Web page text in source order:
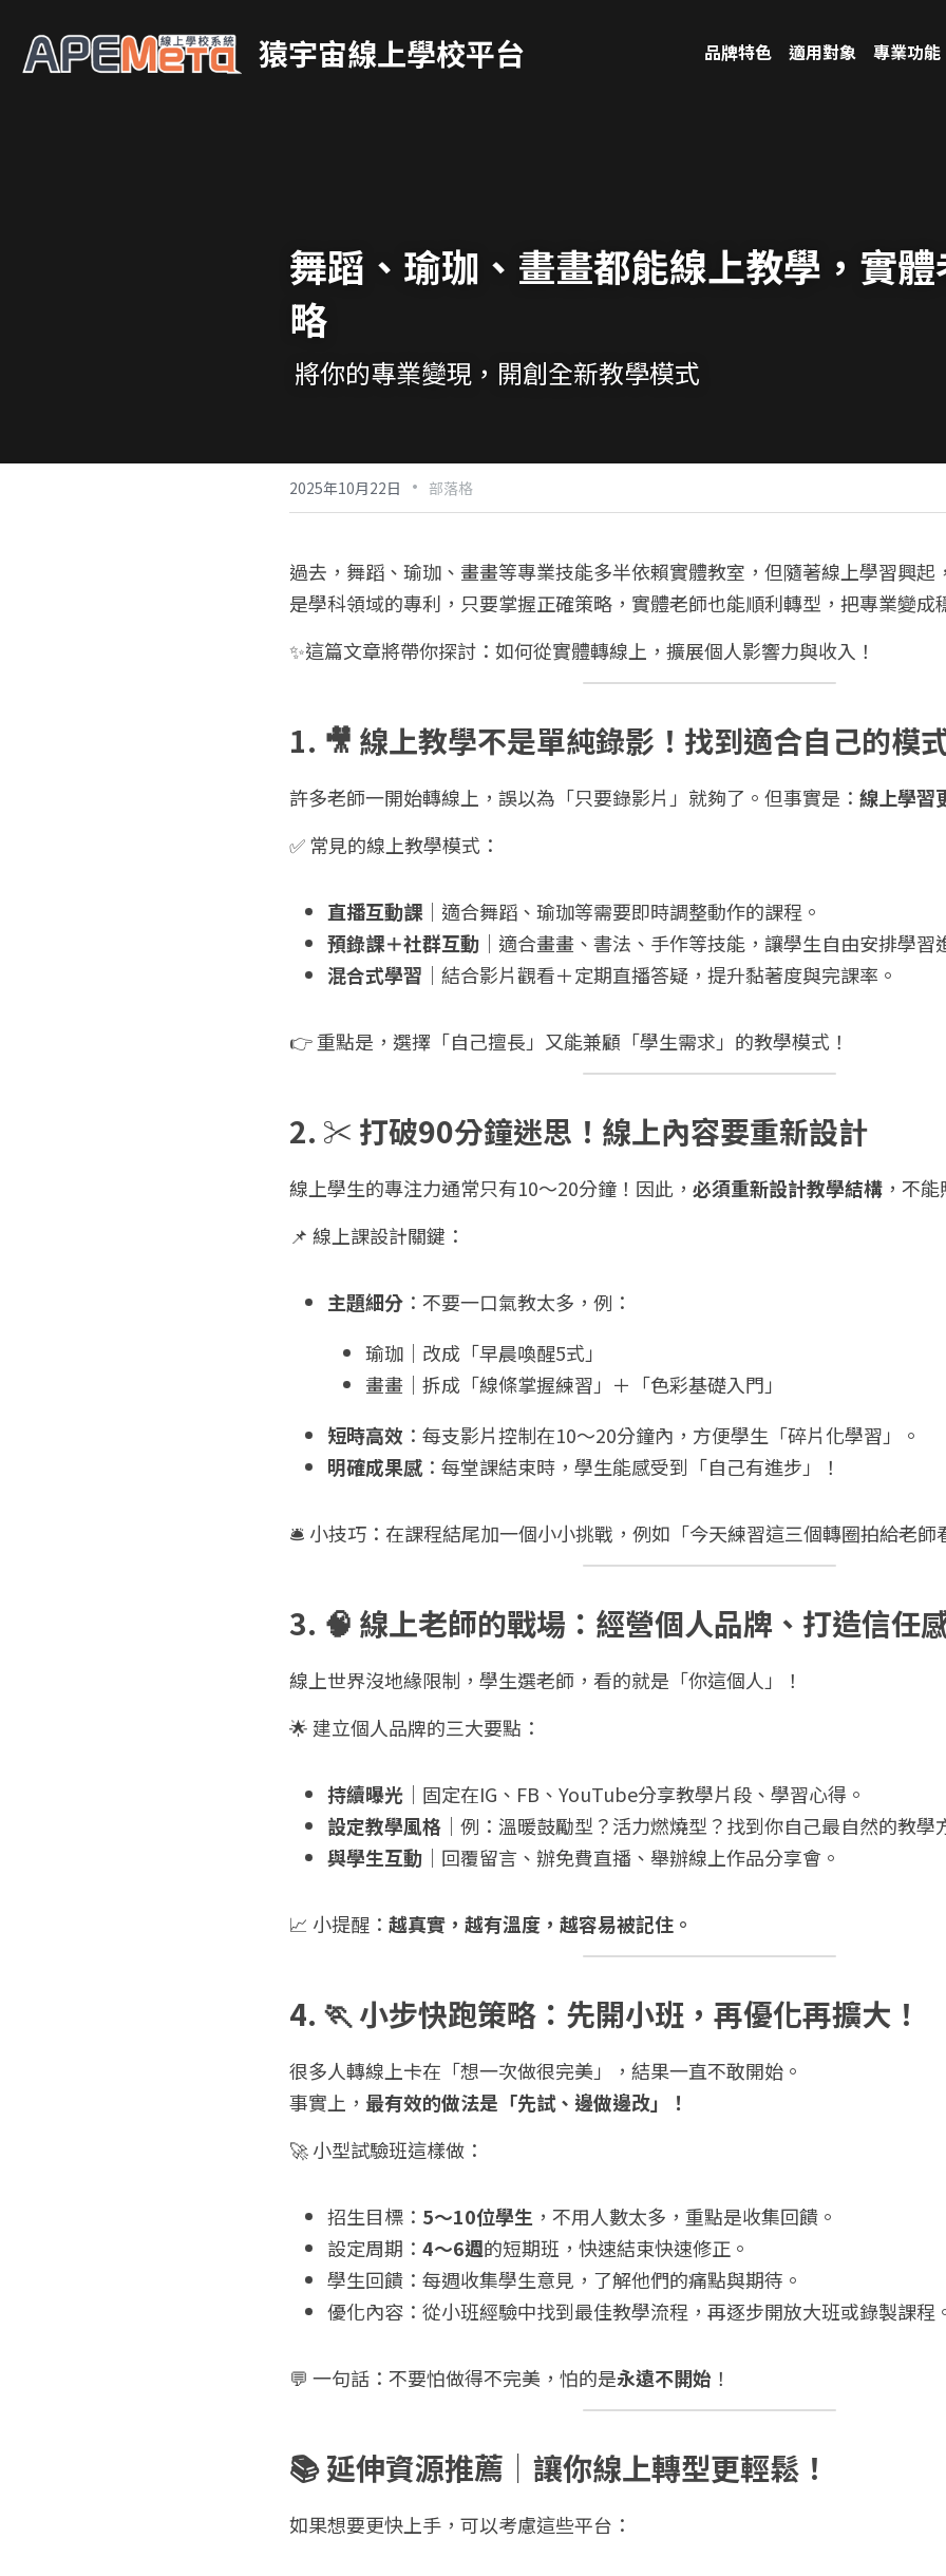
猿宇宙線上學校平台 品牌特色 適用對象 專業功能
舞蹈、瑜珈、畫畫都能線上教學，實
略
將你的專業變現，開創全新教學模式
2025年10月22日 · 部落格
過去，舞蹈、瑜珈、畫畫等專業技能多半依賴實體教室，但隨著線上學習興起
是學科領域的專利，只要掌握正確策略，實體老師也能順利轉型，把專業變成
✨這篇文章將帶你探討：如何從實體轉線上，擴展個人影響力與收入！
1. 🎥 線上教學不是單純錄影！找到適合自己的模
許多老師一開始轉線上，誤以為「只要錄影片」就夠了。但事實是： 線上學習
✅ 常見的線上教學模式：
直播互動課 ｜適合舞蹈、瑜珈等需要即時調整動作的課程。
預錄課＋社群互動 ｜適合畫畫、書法、手作等技能，讓學生自由安排學習
混合式學習 ｜結合影片觀看＋定期直播答疑，提升黏著度與完課率。
👉 重點是，選擇「自己擅長」又能兼顧「學生需求」的教學模式！
2. ✂️ 打破90分鐘迷思！線上內容要重新設計
線上學生的專注力通常只有10～20分鐘！因此， 必須重新設計教學結構 ，不
📌 線上課設計關鍵：
主題細分 ：不要一口氣教太多，例：
瑜珈｜改成「早晨喚醒5式」
畫畫｜拆成「線條掌握練習」＋「色彩基礎入門」
短時高效 ：每支影片控制在10～20分鐘內，方便學生「碎片化學習」。
明確成果感：每堂課結束時，學生能感受到「自己有進步」！
🛎 小技巧：在課程結尾加一個小小挑戰，例如「今天練習這三個轉圈拍給老師
3. 🧠 線上老師的戰場：經營個人品牌、打造信任
線上世界沒地緣限制，學生選老師，看的就是「你這個人」！
🌟 建立個人品牌的三大要點：
持續曝光 ｜固定在IG、FB、YouTube分享教學片段、學習心得。
設定教學風格 ｜例：溫暖鼓勵型？活力燃燒型？找到你自己最自然的教學
與學生互動 ｜回覆留言、辦免費直播、舉辦線上作品分享會。
📈 小提醒： 越真實，越有溫度，越容易被記住。
4. 🏃 小步快跑策略：先開小班，再優化再擴大！
很多人轉線上卡在「想一次做很完美」，結果一直不敢開始。
事實上， 最有效的做法是「先試、邊做邊改」！
🚀 小型試驗班這樣做：
招生目標： 5～10位學生 ，不用人數太多，重點是收集回饋。
設定周期： 4～6週的短期班，快速結束快速修正。
學生回饋：每週收集學生意見，了解他們的痛點與期待。
優化內容：從小班經驗中找到最佳教學流程，再逐步開放大班或錄製課程
💬 一句話：不要怕做得不完美，怕的是永遠不開始 ！
📚 延伸資源推薦｜讓你線上轉型更輕鬆！
如果想要更快上手，可以考慮這些平台：